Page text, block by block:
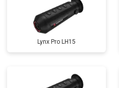
Lynx Pro LH15